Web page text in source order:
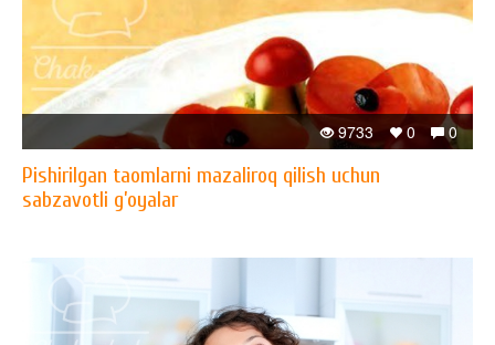
0
0
9733
Pishirilgan taomlarni mazaliroq qilish uchun
sabzavotli g’oyalar